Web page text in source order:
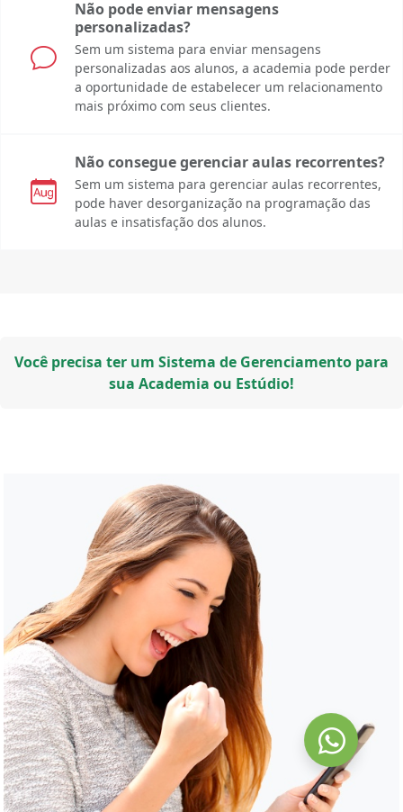
Não pode enviar mensagens
personalizadas?
Sem um sistema para enviar mensagens
personalizadas aos alunos, a academia pode perder
a oportunidade de estabelecer um relacionamento
mais próximo com seus clientes.
Não consegue gerenciar aulas recorrentes?
Sem um sistema para gerenciar aulas recorrentes,
pode haver desorganização na programação das
aulas e insatisfação dos alunos.
Você precisa ter um Sistema de Gerenciamento para
sua Academia ou Estúdio!